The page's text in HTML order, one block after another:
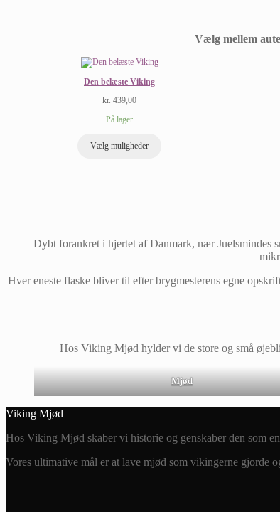
Vælg mellem
Den belæste Viking
kr. 439,00
På lager
Vælg muligheder
Dybt forankret i hjertet af Danmark, nær Juelsmindes
Hver eneste flaske bliver til efter brygmesterens egne
Hos Viking Mjød hylder vi de store og små
Mjød
Viking Mjød
Hos Viking Mjød skaber vi historie og genskaber den som
Vores ultimative mål er at lave mjød som vikingerne gjorde